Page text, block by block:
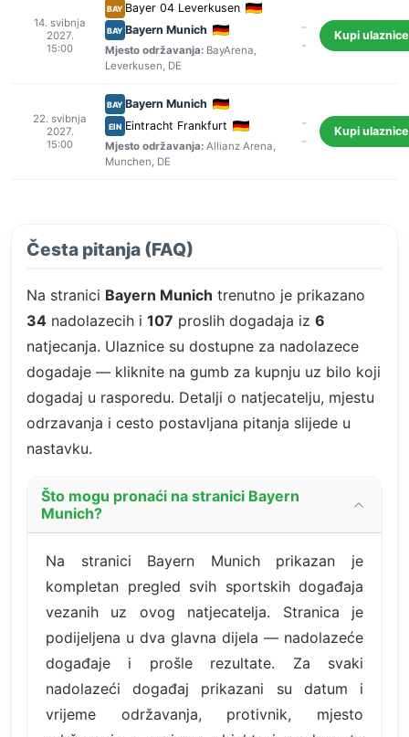
14. svibnja
2027.
15:00
BAY Bayer 04 Leverkusen
BAY Bayern Munich
Mjesto održavanja: BayArena,
Leverkusen, DE
-
-
Kupi ulaznice
22. svibnja
2027.
15:00
BAY Bayern Munich
EIN Eintracht Frankfurt
Mjesto održavanja: Allianz Arena,
Munchen, DE
-
-
Kupi ulaznice
Česta pitanja (FAQ)
Na stranici Bayern Munich trenutno je prikazano
34 nadolazecih i 107 proslih dogadaja iz 6
natjecanja. Ulaznice su dostupne za nadolazece
dogadaje — kliknite na gumb za kupnju uz bilo koji
dogadaj u rasporedu. Detalji o natjecatelju, mjestu
odrzavanja i cesto postavljana pitanja slijede u
nastavku.
Što mogu pronaći na stranici Bayern
Munich?
Na stranici Bayern Munich prikazan je
kompletan pregled svih sportskih događaja
vezanih uz ovog natjecatelja. Stranica je
podijeljena u dva glavna dijela — nadolazeće
događaje i prošle rezultate. Za svaki
nadolazeći događaj prikazani su datum i
vrijeme održavanja, protivnik, mjesto